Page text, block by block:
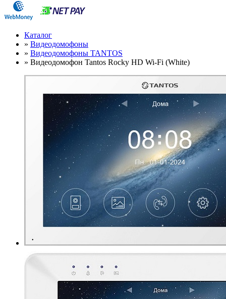
Каталог
» Видеодомофоны
» Видеодомофоны TANTOS
» Видеодомофон Tantos Rocky HD Wi-Fi (White)